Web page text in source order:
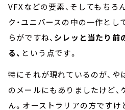
VFXなどの要素、そしてもちろ
ク・ユニバースの中の一作とし
らがですね、 シレッと当たり前
る、 という点です。
特にそれが現れているのが、や
のメールにもありましたけど、
ん。オーストラリアの方です